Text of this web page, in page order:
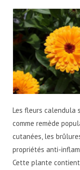
Les fleurs calendula
comme remède
cutanées, les
propriétés anti-
Cette plante